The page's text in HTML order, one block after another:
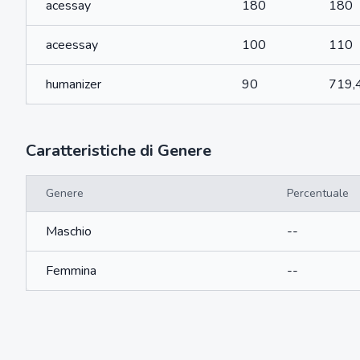
acessay 180 180
aceessay 100 110
humanizer 90
Caratteristiche di Genere
Genere Percentuale
Maschio --
Femmina --